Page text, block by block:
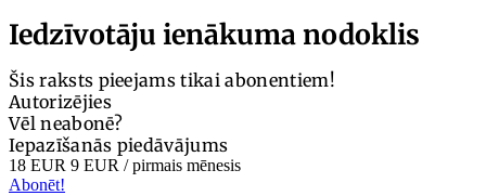
Iedzīvotāju ienākuma nodoklis
Šis raksts pieejams tikai abonentiem!
Autorizējies
Vēl neabonē?
Iepazīšanās piedāvājums
18 EUR 9 EUR / pirmais mēnesis
Abonēt!